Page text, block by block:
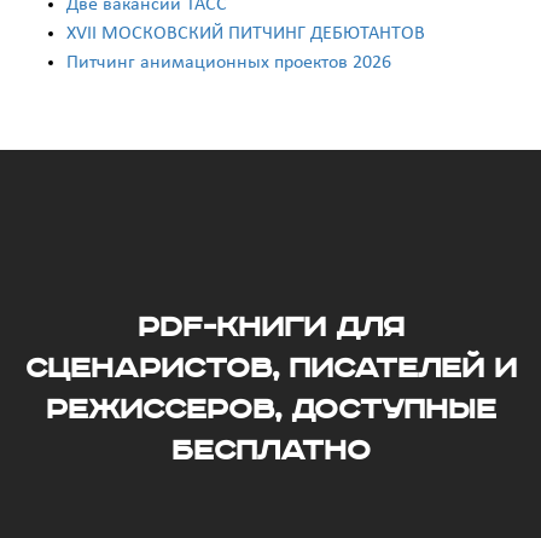
Две вакансии ТАСС
ХVII МОСКОВСКИЙ ПИТЧИНГ ДЕБЮТАНТОВ
Питчинг анимационных проектов 2026
PDF-книги для
сценаристов, писателей и
режиссеров, доступные
бесплатно